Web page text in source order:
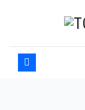
content